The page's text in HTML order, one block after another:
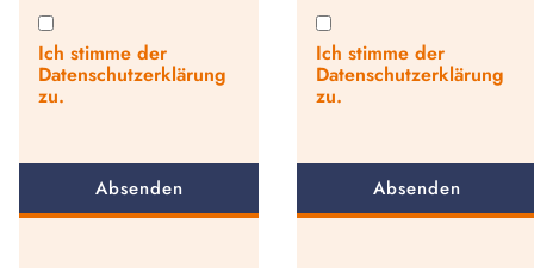
Ich stimme der
Datenschutzerklärung
zu.
Absenden
Ich stimme der
Datenschutzerklärung
zu.
Absenden